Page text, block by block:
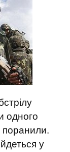
одного
поранили.
у